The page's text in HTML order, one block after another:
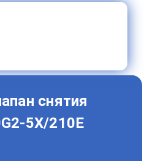
снятия
5X/210E